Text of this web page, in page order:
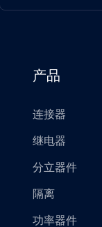
产品
连接器
继电器
分立器件
隔离
功率器件